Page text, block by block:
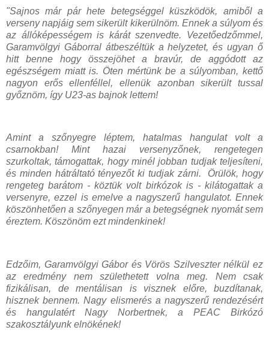
"Sajnos már pár hete betegséggel küszködök, amiből a
verseny napjáig sem sikerült kikerülnöm. Ennek a súlyom és
az állóképességem is kárát szenvedte. Vezetőedzőmmel,
Garamvölgyi Gáborral átbeszéltük a helyzetet, és ugyan ő
hitt benne hogy összejöhet a bravúr, de aggódott az
egészségem miatt is. Öten mértünk be a súlyomban, kettő
nagyon erős ellenféllel, ellenük azonban sikerült tussal
győznöm, így U23-as bajnok lettem!
Amint a szőnyegre léptem, hatalmas hangulat volt a
csarnokban! Mint hazai versenyzőnek, rengetegen
szurkoltak, támogattak, hogy minél jobban tudjak teljesíteni,
és minden hátráltató tényezőt ki tudjak zárni. Örülök, hogy
rengeteg barátom - köztük volt birkózok is - kilátogattak a
versenyre, ezzel is emelve a nagyszerű hangulatot. Ennek
köszönhetően a szőnyegen már a betegségnek nyomát sem
éreztem. Köszönöm ezt mindenkinek!
Edzőim, Garamvölgyi Gábor és Vörös Szilveszter nélkül ez
az eredmény nem születhetett volna meg. Nem csak
fizikálisan, de mentálisan is visznek előre, buzdítanak,
hisznek bennem. Nagy elismerés a nagyszerű rendezésért
és hangulatért Nagy Norbertnek, a PEAC Birkózó
szakosztályunk elnökének!